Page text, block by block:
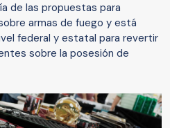
de las propuestas para
armas de fuego y está
federal y estatal para revertir
sobre la posesión de